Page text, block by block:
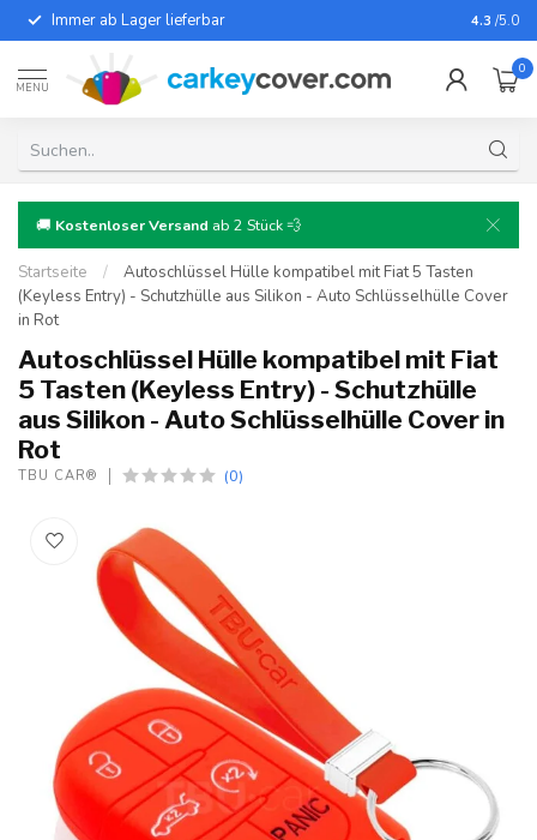
Immer ab Lager lieferbar Für fast
4.3 /5.0
MENU
0
🚚 Kostenloser Versand ab 2 Stück 💨
Startseite /
Autoschlüssel Hülle kompatibel mit Fiat 5 Tasten
(Keyless Entry) - Schutzhülle aus Silikon - Auto Schlüsselhülle Cover
in Rot
Autoschlüssel Hülle kompatibel mit Fiat
5 Tasten (Keyless Entry) - Schutzhülle
aus Silikon - Auto Schlüsselhülle Cover in
Rot
TBU CAR® (0)